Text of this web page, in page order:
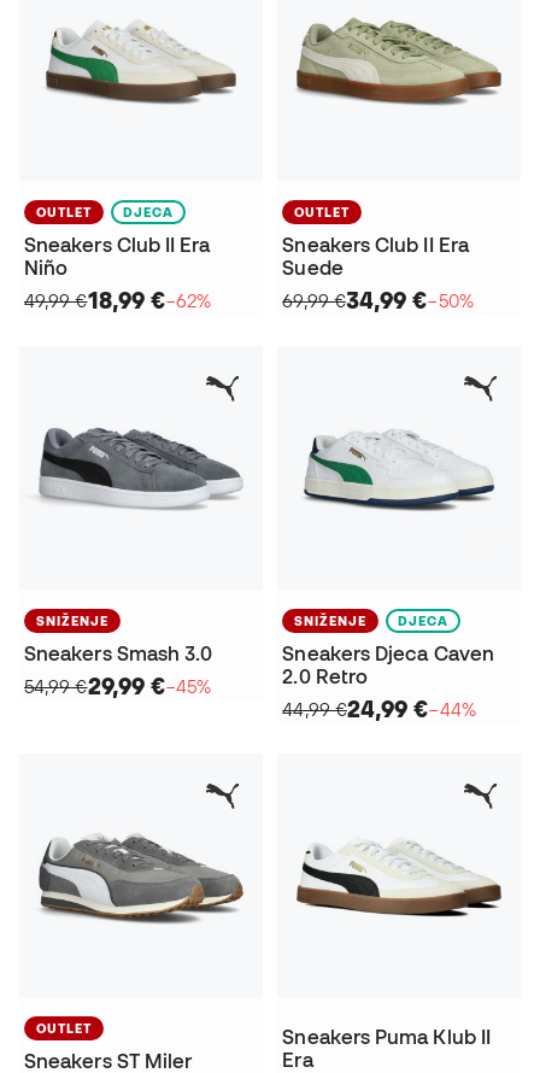
OUTLET DJECA
Sneakers Club II Era
Niño
49,99 €18,99 €−62%
OUTLET
Sneakers Club II Era
Suede
69,99 €34,99 €−50%
SNIŽENJE
Sneakers Smash 3.0
54,99 €29,99 €−45%
SNIŽENJE DJECA
Sneakers Djeca Caven
2.0 Retro
44,99 €24,99 €−44%
OUTLET
Sneakers ST Miler
Sneakers Puma Klub II
Era